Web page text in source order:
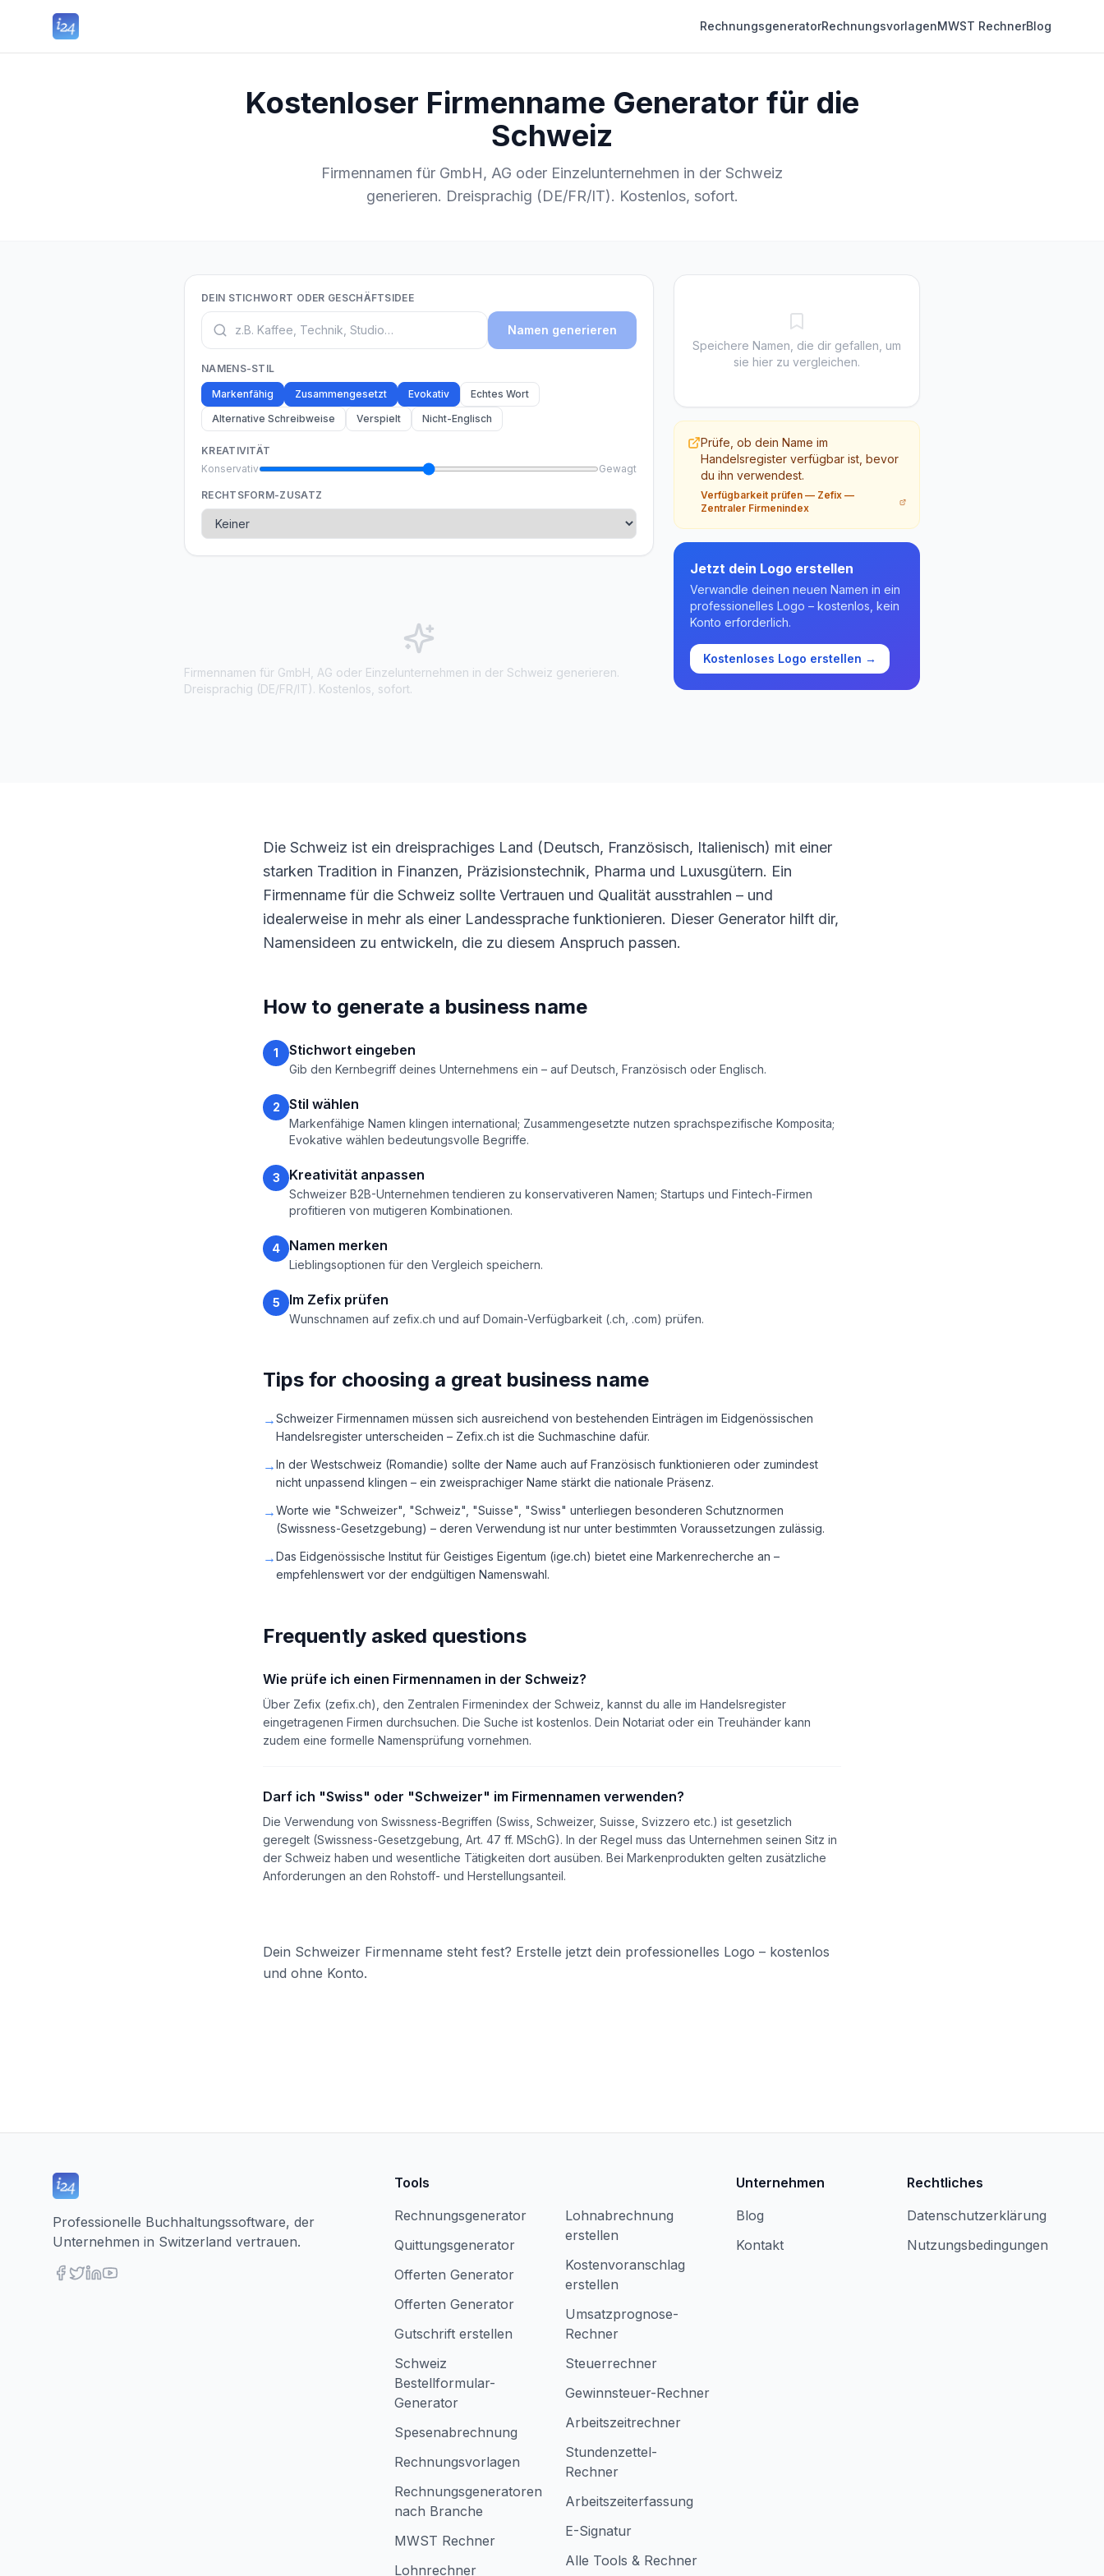
RechnungsgeneratorRechnungsvorlagenMWST RechnerBlog
Kostenloser Firmenname Generator für die
Schweiz
Firmennamen für GmbH, AG oder Einzelunternehmen in der Schweiz
generieren. Dreisprachig (DE/FR/IT). Kostenlos, sofort.
DEIN STICHWORT ODER GESCHÄFTSIDEE
Namen generieren
NAMENS-STIL
Markenfähig Zusammengesetzt Evokativ
Echtes Wort
Alternative Schreibweise
Verspielt Nicht-Englisch
KREATIVITÄT
Konservativ
Gewagt
RECHTSFORM-ZUSATZ
Firmennamen für GmbH, AG oder Einzelunternehmen in der Schweiz generieren.
Dreisprachig (DE/FR/IT). Kostenlos, sofort.
Speichere Namen, die dir gefallen, um
sie hier zu vergleichen.
Prüfe, ob dein Name im
Handelsregister verfügbar ist, bevor
du ihn verwendest.
Verfügbarkeit prüfen — Zefix —
Zentraler Firmenindex
Jetzt dein Logo erstellen
Verwandle deinen neuen Namen in ein
professionelles Logo – kostenlos, kein
Konto erforderlich.
Kostenloses Logo erstellen →
Die Schweiz ist ein dreisprachiges Land (Deutsch, Französisch, Italienisch) mit einer
starken Tradition in Finanzen, Präzisionstechnik, Pharma und Luxusgütern. Ein
Firmenname für die Schweiz sollte Vertrauen und Qualität ausstrahlen – und
idealerweise in mehr als einer Landessprache funktionieren. Dieser Generator hilft dir,
Namensideen zu entwickeln, die zu diesem Anspruch passen.
How to generate a business name
1 Stichwort eingeben
Gib den Kernbegriff deines Unternehmens ein – auf Deutsch, Französisch oder Englisch.
2 Stil wählen
Markenfähige Namen klingen international; Zusammengesetzte nutzen sprachspezifische Komposita;
Evokative wählen bedeutungsvolle Begriffe.
3 Kreativität anpassen
Schweizer B2B-Unternehmen tendieren zu konservativeren Namen; Startups und Fintech-Firmen
profitieren von mutigeren Kombinationen.
4 Namen merken
Lieblingsoptionen für den Vergleich speichern.
5 Im Zefix prüfen
Wunschnamen auf zefix.ch und auf Domain-Verfügbarkeit (.ch, .com) prüfen.
Tips for choosing a great business name
→Schweizer Firmennamen müssen sich ausreichend von bestehenden Einträgen im Eidgenössischen
Handelsregister unterscheiden – Zefix.ch ist die Suchmaschine dafür.
→In der Westschweiz (Romandie) sollte der Name auch auf Französisch funktionieren oder zumindest
nicht unpassend klingen – ein zweisprachiger Name stärkt die nationale Präsenz.
→Worte wie "Schweizer", "Schweiz", "Suisse", "Swiss" unterliegen besonderen Schutznormen
(Swissness-Gesetzgebung) – deren Verwendung ist nur unter bestimmten Voraussetzungen zulässig.
→Das Eidgenössische Institut für Geistiges Eigentum (ige.ch) bietet eine Markenrecherche an –
empfehlenswert vor der endgültigen Namenswahl.
Frequently asked questions
Wie prüfe ich einen Firmennamen in der Schweiz?
Über Zefix (zefix.ch), den Zentralen Firmenindex der Schweiz, kannst du alle im Handelsregister
eingetragenen Firmen durchsuchen. Die Suche ist kostenlos. Dein Notariat oder ein Treuhänder kann
zudem eine formelle Namensprüfung vornehmen.
Darf ich "Swiss" oder "Schweizer" im Firmennamen verwenden?
Die Verwendung von Swissness-Begriffen (Swiss, Schweizer, Suisse, Svizzero etc.) ist gesetzlich
geregelt (Swissness-Gesetzgebung, Art. 47 ff. MSchG). In der Regel muss das Unternehmen seinen Sitz in
der Schweiz haben und wesentliche Tätigkeiten dort ausüben. Bei Markenprodukten gelten zusätzliche
Anforderungen an den Rohstoff- und Herstellungsanteil.
Dein Schweizer Firmenname steht fest? Erstelle jetzt dein professionelles Logo – kostenlos
und ohne Konto.
Professionelle Buchhaltungssoftware, der
Unternehmen in Switzerland vertrauen.
Tools
Rechnungsgenerator
Quittungsgenerator
Offerten Generator
Offerten Generator
Gutschrift erstellen
Schweiz
Bestellformular-
Generator
Spesenabrechnung
Rechnungsvorlagen
Rechnungsgeneratoren
nach Branche
MWST Rechner
Lohnrechner
Lohnabrechnung
erstellen
Kostenvoranschlag
erstellen
Umsatzprognose-
Rechner
Steuerrechner
Gewinnsteuer-Rechner
Arbeitszeitrechner
Stundenzettel-
Rechner
Arbeitszeiterfassung
E-Signatur
Alle Tools & Rechner
Unternehmen
Blog
Kontakt
Rechtliches
Datenschutzerklärung
Nutzungsbedingungen